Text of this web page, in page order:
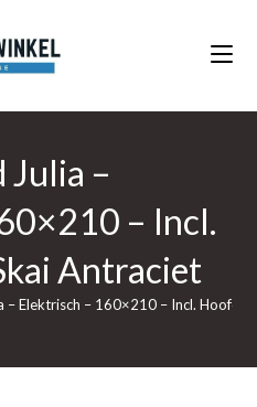
Julia –
– Incl.
Antraciet
– Elektrisch – 160×210 – Incl.